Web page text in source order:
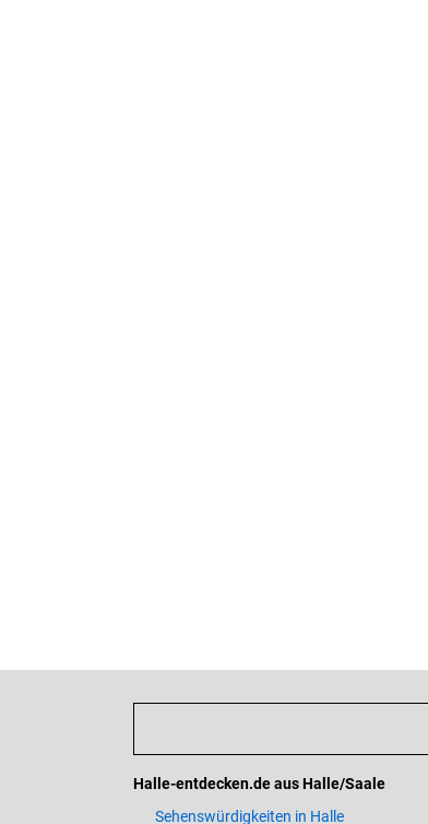
Halle-entdecken.de aus Halle/Saale
Sehenswürdigkeiten in Halle